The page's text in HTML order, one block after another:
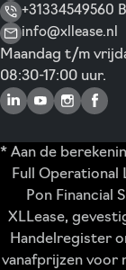
+31334549560
info@xllease.nl
Maandag t/m
08:30-17:00 uur.
* Aan de
Full
Pon Financial
XLLease,
Handelregister
vanafprijzen voor